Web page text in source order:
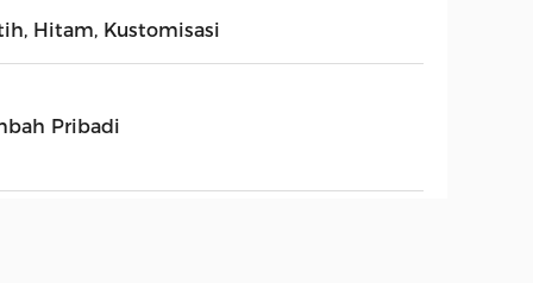
Hitam, Kustomisasi
Pribadi